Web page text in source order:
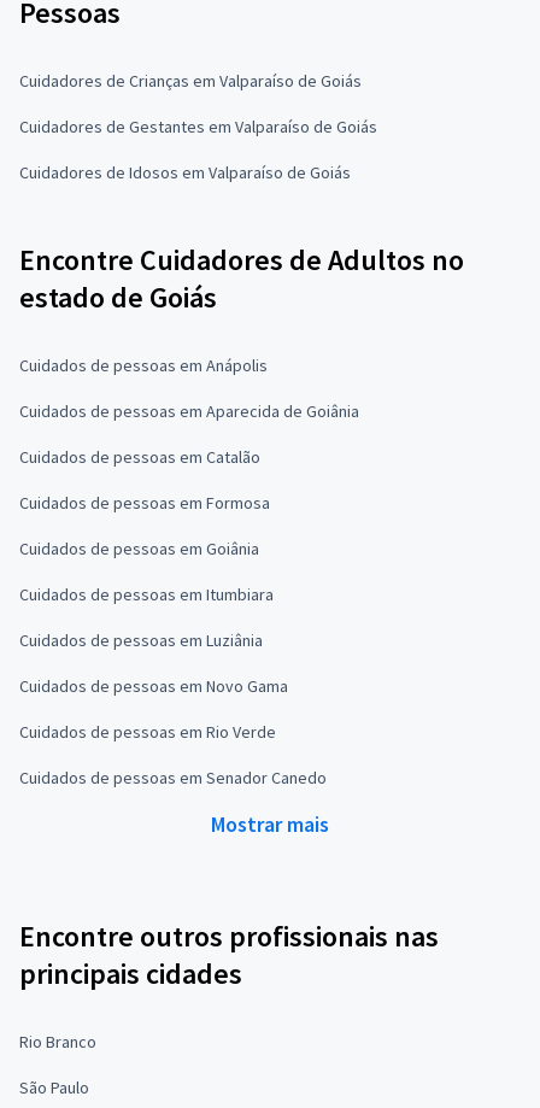
Pessoas
Cuidadores de Crianças em Valparaíso de Goiás
Cuidadores de Gestantes em Valparaíso de Goiás
Cuidadores de Idosos em Valparaíso de Goiás
Encontre Cuidadores de Adultos no
estado de Goiás
Cuidados de pessoas em Anápolis
Cuidados de pessoas em Aparecida de Goiânia
Cuidados de pessoas em Catalão
Cuidados de pessoas em Formosa
Cuidados de pessoas em Goiânia
Cuidados de pessoas em Itumbiara
Cuidados de pessoas em Luziânia
Cuidados de pessoas em Novo Gama
Cuidados de pessoas em Rio Verde
Cuidados de pessoas em Senador Canedo
Mostrar mais
Encontre outros profissionais nas
principais cidades
Rio Branco
São Paulo